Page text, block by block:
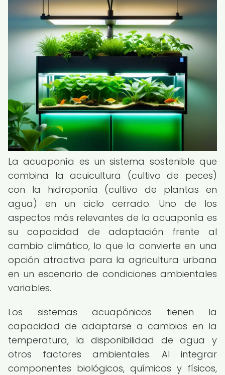
La acuaponía es un sistema sostenible que
combina la acuicultura (cultivo de peces)
con la hidroponía (cultivo de plantas en
agua) en un ciclo cerrado. Uno de los
aspectos más relevantes de la acuaponía es
su capacidad de adaptación frente al
cambio climático, lo que la convierte en una
opción atractiva para la agricultura urbana
en un escenario de condiciones ambientales
variables.
Los sistemas acuapónicos tienen la
capacidad de adaptarse a cambios en la
temperatura, la disponibilidad de agua y
otros factores ambientales. Al integrar
componentes biológicos, químicos y físicos,